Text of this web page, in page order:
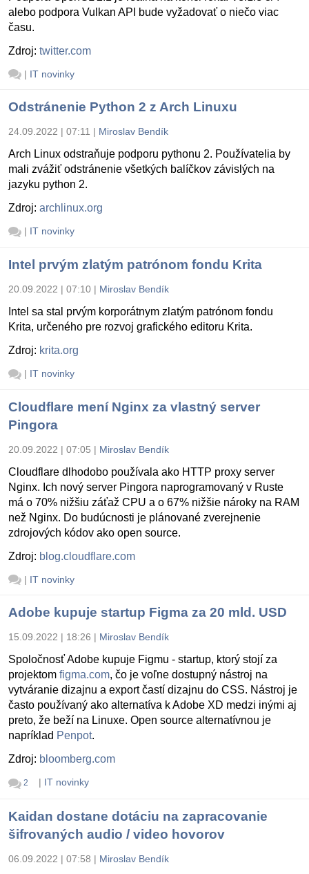
alebo podpora Vulkan API bude vyžadovať o niečo viac
času.
Zdroj: twitter.com
| IT novinky
Odstránenie Python 2 z Arch Linuxu
24.09.2022 | 07:11 | Miroslav Bendík
Arch Linux odstraňuje podporu pythonu 2. Používatelia by
mali zvážiť odstránenie všetkých balíčkov závislých na
jazyku python 2.
Zdroj: archlinux.org
| IT novinky
Intel prvým zlatým patrónom fondu Krita
20.09.2022 | 07:10 | Miroslav Bendík
Intel sa stal prvým korporátnym zlatým patrónom fondu
Krita, určeného pre rozvoj grafického editoru Krita.
Zdroj: krita.org
| IT novinky
Cloudflare mení Nginx za vlastný server
Pingora
20.09.2022 | 07:05 | Miroslav Bendík
Cloudflare dlhodobo používala ako HTTP proxy server
Nginx. Ich nový server Pingora naprogramovaný v Ruste
má o 70% nižšiu záťaž CPU a o 67% nižšie nároky na RAM
než Nginx. Do budúcnosti je plánované zverejnenie
zdrojových kódov ako open source.
Zdroj: blog.cloudflare.com
| IT novinky
Adobe kupuje startup Figma za 20 mld. USD
15.09.2022 | 18:26 | Miroslav Bendík
Spoločnosť Adobe kupuje Figmu - startup, ktorý stojí za
projektom figma.com, čo je voľne dostupný nástroj na
vytváranie dizajnu a export častí dizajnu do CSS. Nástroj je
často používaný ako alternatíva k Adobe XD medzi inými aj
preto, že beží na Linuxe. Open source alternatívnou je
napríklad Penpot.
Zdroj: bloomberg.com
2 | IT novinky
Kaidan dostane dotáciu na zapracovanie
šifrovaných audio / video hovorov
06.09.2022 | 07:58 | Miroslav Bendík